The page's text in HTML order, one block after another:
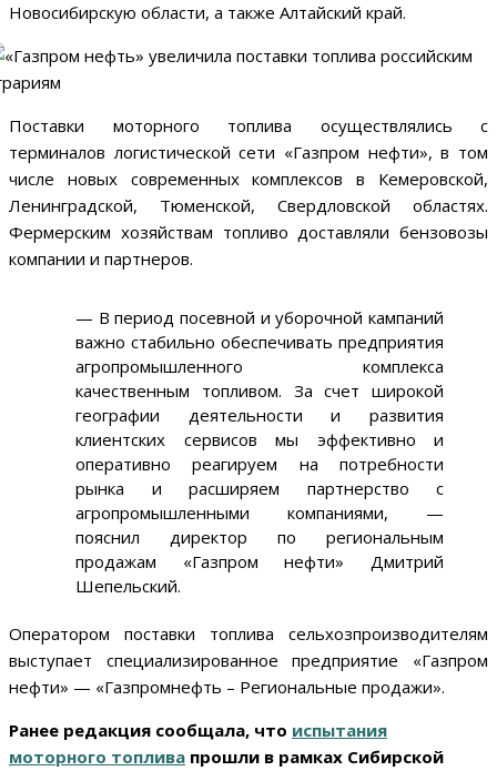
Новосибирскую области, а также Алтайский край.
Поставки моторного топлива осуществлялись с
терминалов логистической сети «Газпром нефти», в том
числе новых современных комплексов в Кемеровской,
Ленинградской, Тюменской, Свердловской областях.
Фермерским хозяйствам топливо доставляли бензовозы
компании и партнеров.
— В период посевной и уборочной кампаний
важно стабильно обеспечивать предприятия
агропромышленного комплекса
качественным топливом. За счет широкой
географии деятельности и развития
клиентских сервисов мы эффективно и
оперативно реагируем на потребности
рынка и расширяем партнерство с
агропромышленными компаниями, —
пояснил директор по региональным
продажам «Газпром нефти» Дмитрий
Шепельский.
Оператором поставки топлива сельхозпроизводителям
выступает специализированное предприятие «Газпром
нефти» — «Газпромнефть – Региональные продажи».
Ранее редакция сообщала, что испытания
моторного топлива прошли в рамках Сибирской